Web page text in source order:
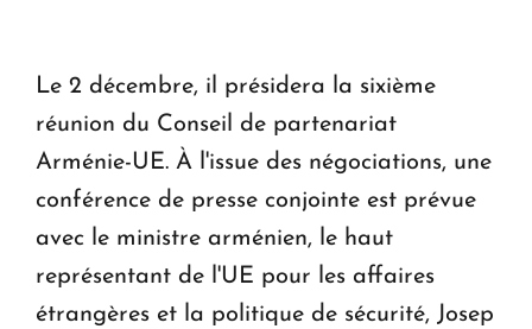
Le 2 décembre, il présidera la sixième
réunion du Conseil de partenariat
Arménie-UE. À l'issue des négociations, une
conférence de presse conjointe est prévue
avec le ministre arménien, le haut
représentant de l'UE pour les affaires
étrangères et la politique de sécurité, Josep